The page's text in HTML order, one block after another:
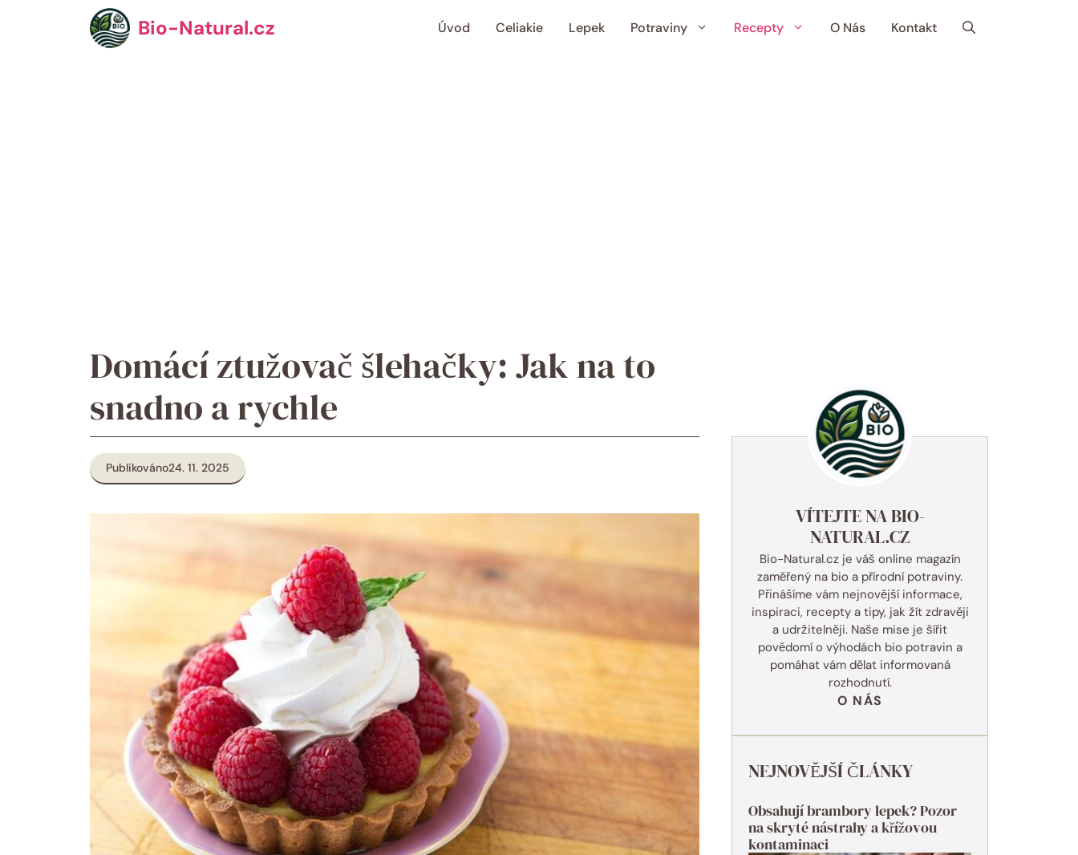
Bio-Natural.cz Úvod Celiakie Lepek Potraviny Recepty O Nás Kontakt
Domácí ztužovač šlehačky: Jak na to
snadno a rychle
Publikováno24. 11. 2025
VÍTEJTE NA BIO-
NATURAL.CZ
Bio-Natural.cz je váš online magazín
zaměřený na bio a přírodní potraviny.
Přinášíme vám nejnovější informace,
inspiraci, recepty a tipy, jak žít zdravěji
a udržitelněji. Naše mise je šířit
povědomí o výhodách bio potravin a
pomáhat vám dělat informovaná
rozhodnutí.
O NÁS
NEJNOVĚJŠÍ ČLÁNKY
Obsahují brambory lepek? Pozor
na skryté nástrahy a křížovou
kontaminaci